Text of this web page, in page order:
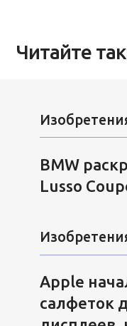
Читайте
BMW
Lusso
Apple
салфеток